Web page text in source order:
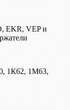
VEP и
1К62, 1М63,